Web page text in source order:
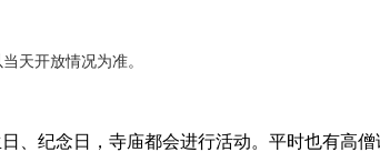
天开放情况为准。
、纪念日，寺庙都会进行活动。平时也有高